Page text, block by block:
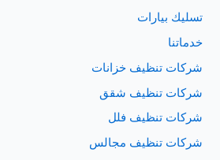
تسليك بيارات
خدماتنا
شركات تنظيف خزانات
شركات تنظيف شقق
شركات تنظيف فلل
شركات تنظيف مجالس